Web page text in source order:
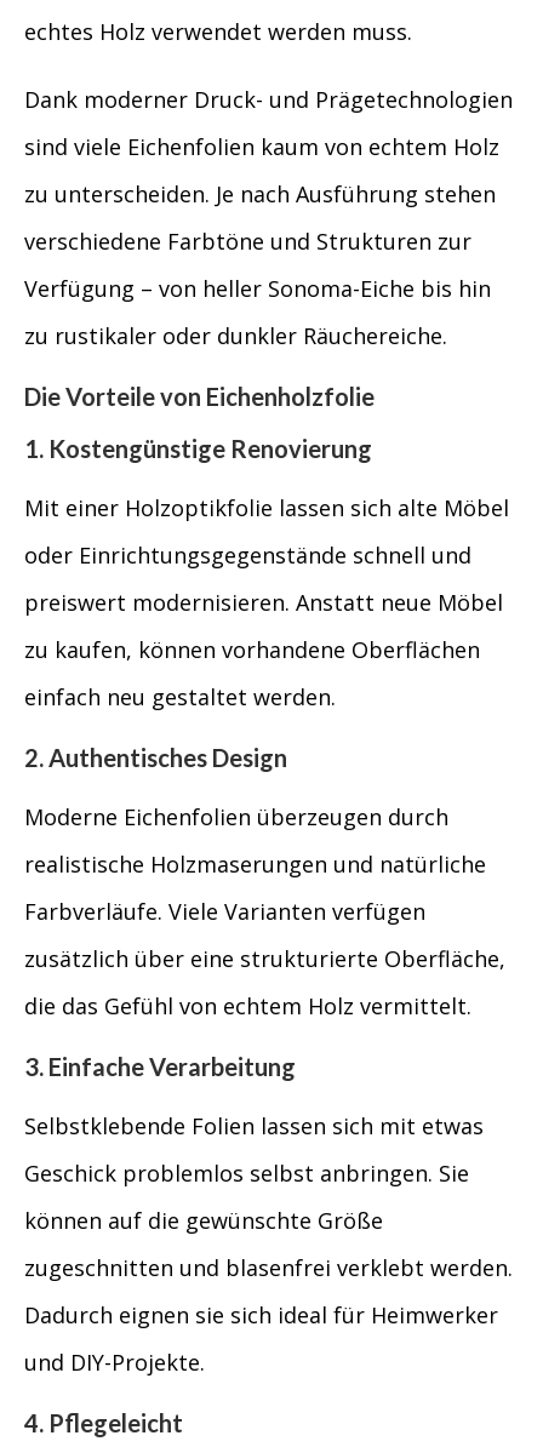
echtes Holz verwendet werden muss.
Dank moderner Druck- und Prägetechnologien
sind viele Eichenfolien kaum von echtem Holz
zu unterscheiden. Je nach Ausführung stehen
verschiedene Farbtöne und Strukturen zur
Verfügung – von heller Sonoma-Eiche bis hin
zu rustikaler oder dunkler Räuchereiche.
Die Vorteile von Eichenholzfolie
1. Kostengünstige Renovierung
Mit einer Holzoptikfolie lassen sich alte Möbel
oder Einrichtungsgegenstände schnell und
preiswert modernisieren. Anstatt neue Möbel
zu kaufen, können vorhandene Oberflächen
einfach neu gestaltet werden.
2. Authentisches Design
Moderne Eichenfolien überzeugen durch
realistische Holzmaserungen und natürliche
Farbverläufe. Viele Varianten verfügen
zusätzlich über eine strukturierte Oberfläche,
die das Gefühl von echtem Holz vermittelt.
3. Einfache Verarbeitung
Selbstklebende Folien lassen sich mit etwas
Geschick problemlos selbst anbringen. Sie
können auf die gewünschte Größe
zugeschnitten und blasenfrei verklebt werden.
Dadurch eignen sie sich ideal für Heimwerker
und DIY-Projekte.
4. Pflegeleicht